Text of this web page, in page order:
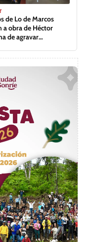
de Lo de Marcos
a obra de Héctor
de agravar